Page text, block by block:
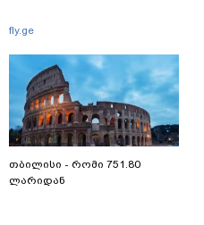
fly.ge
თბილისი - რომი 751.80
ლარიდან